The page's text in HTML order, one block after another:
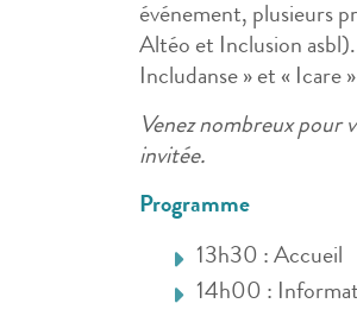
événement, plusieurs
Altéo et Inclusion
Includanse » et « Icare
Venez nombreux pour
invitée.
Programme
13h30 : Accueil
14h00 :